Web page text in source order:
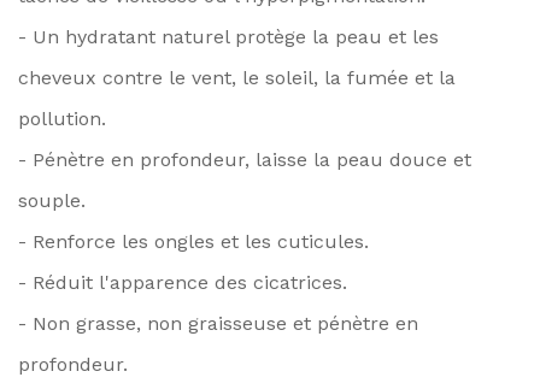
- Un hydratant naturel protège la peau et les
cheveux contre le vent, le soleil, la fumée et la
pollution.
- Pénètre en profondeur, laisse la peau douce et
souple.
- Renforce les ongles et les cuticules.
- Réduit l'apparence des cicatrices.
- Non grasse, non graisseuse et pénètre en
profondeur.